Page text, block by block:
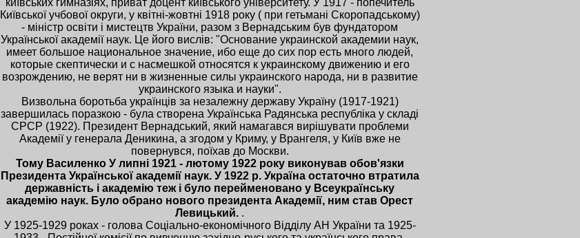
Київської учбової округи, у квітні-жовтні 1918 року ( при гетьмані Скоропадському)
- міністр освіти і мистецтв України, разом з Вернадським був фундатором
Української академії наук. Це його вислів: "Основание украинской академии наук,
имеет большое национальное значение, ибо еще до сих пор есть много людей,
которые скептически и с насмешкой относятся к украинскому движению и его
возрождению, не верят ни в жизненные силы украинского народа, ни в развитие
украинского языка и науки".
Визвольна боротьба українців за незалежну державу Україну (1917-1921)
завершилась поразкою - була створена Українська Радянська республіка у складі
СРСР (1922). Президент Вернадський, який намагався вирішувати проблеми
Академії у генерала Деникина, а згодом у Криму, у Врангеля, у Київ вже не
повернувся, поїхав до Москви.
Тому Василенко У липні 1921 - лютому 1922 року виконував обов'язки
Президента Української академії наук. У 1922 р. Україна остаточно втратила
державність і академію теж і було перейменовано у Всеукраїнську
академію наук. Було обрано нового президента Академії, ним став Орест
Левицький. .
У 1925-1929 роках - голова Соціально-економічного Відділу АН України та 1925-